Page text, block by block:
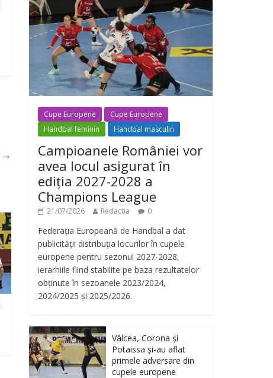
→
Cupe Europene
Cupe Europene
Handbal feminin
Handbal masculin
Campioanele României vor
avea locul asigurat în
ediția 2027-2028 a
Champions League
21/07/2026 Redactia 0
Federația Europeană de Handbal a dat
publicității distribuția locurilor în cupele
europene pentru sezonul 2027-2028,
ierarhiile fiind stabilite pe baza rezultatelor
obținute în sezoanele 2023/2024,
2024/2025 și 2025/2026.
Vâlcea, Corona și
Potaissa și-au aflat
primele adversare din
cupele europene